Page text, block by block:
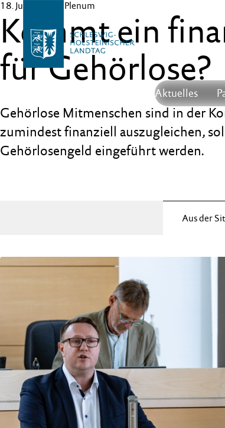
Aktuelles
18. Juni 2026 – Plenum
Kommt ein
für Gehörlose?
Gehörlose Mitmenschen sind in der
zumindest finanziell auszugleichen,
Gehörlosengeld eingeführt werden.
Aus der